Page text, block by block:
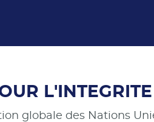
globale des Nations